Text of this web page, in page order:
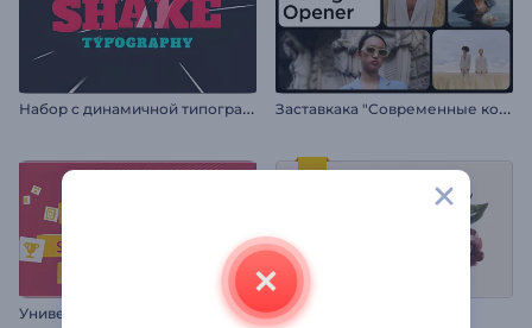
Н
абор с динамичной типографикой З
аставкака "Современные коллажи"
У
ниверсальный шаблон для рекламы Цветочная фотогалерея